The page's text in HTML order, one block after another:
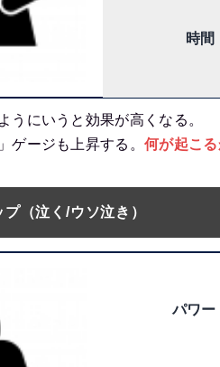
時間
うにいうと効果が高くなる。
ゲージも上昇する。何が起こる
（泣く/ウソ泣き）
パワー